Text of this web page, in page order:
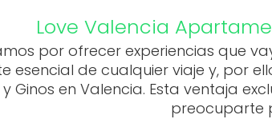
Love Valencia
por ofrecer experiencias que
de cualquier viaje y, por
Ginos en Valencia. Esta ventaja
preocuparte